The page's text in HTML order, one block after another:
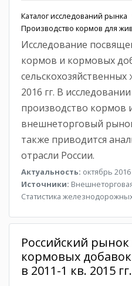
Каталог исследований рынка
Производство кормов для
Исследование
кормов и кормовых
2016 гг. В
производство кормов
внешнеторговый
также приводится
отрасли России.
Актуальность: октябрь 2016
Источники:
Статистика
Российский
кормовых
в 2011-1 кв. 2015 гг.